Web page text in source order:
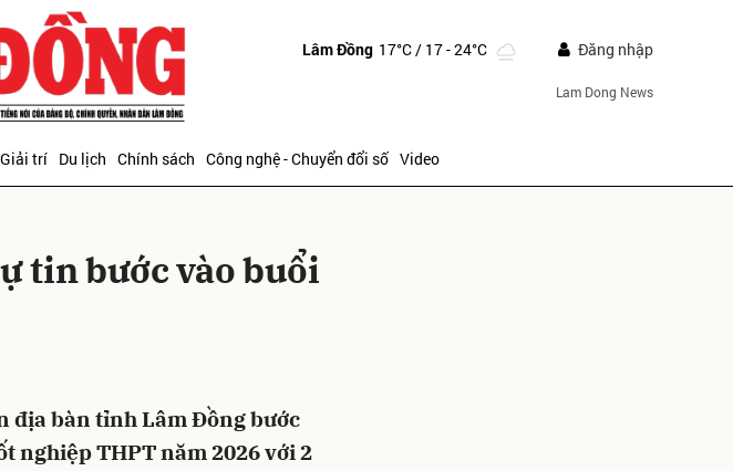
Lâm Đồng 17°C/ 17 - 24°C Đăng nhập
Lam Dong News
trí Du lịch Chính sách Công nghệ - Chuyển đổi số Video
tin bước vào buổi
địa bàn tỉnh Lâm Đồng bước
nghiệp THPT năm 2026 với 2